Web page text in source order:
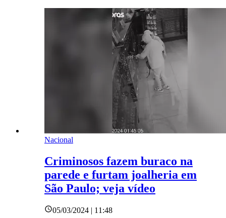
Nacional
Criminosos fazem buraco na
parede e furtam joalheria em
São Paulo; veja vídeo
05/03/2024 | 11:48